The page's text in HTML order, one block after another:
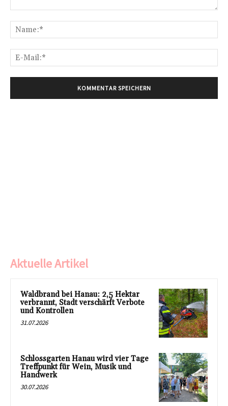
Aktuelle Artikel
Waldbrand bei Hanau: 2,5 Hektar
verbrannt, Stadt verschärft Verbote
und Kontrollen
31.07.2026
Schlossgarten Hanau wird vier Tage
Treffpunkt für Wein, Musik und
Handwerk
30.07.2026